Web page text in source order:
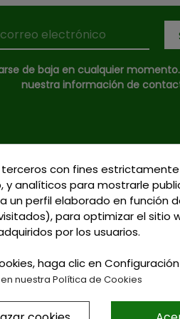
de baja en cualquier
nuestra información de
C/ Delgadillo Nº 7 -
Talavera de la Reina
Llamadnos:
+34
Email:
con fines
y analíticos para mostrarle
un perfil elaborado en función
para optimizar el sitio
por los usuarios.
haga clic en
nuestra Política de Cookies